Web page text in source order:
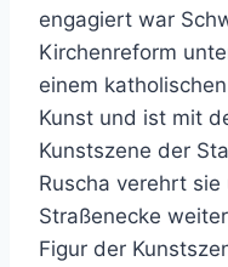
engagiert war
Kirchenreform
einem
Kunst und ist mit
Kunstszene der
Ruscha verehrt
Straßenecke
Figur der